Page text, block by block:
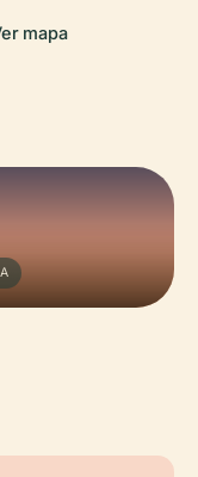
mapa